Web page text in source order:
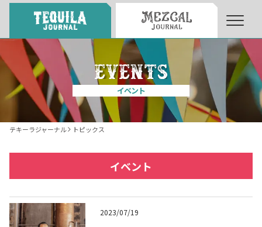
About About Tequila Journal
テキーラとは What’s Tequila
テキーラマーケット
イベント
テキーラジャーナル トピックス
イベント
2023/07/19